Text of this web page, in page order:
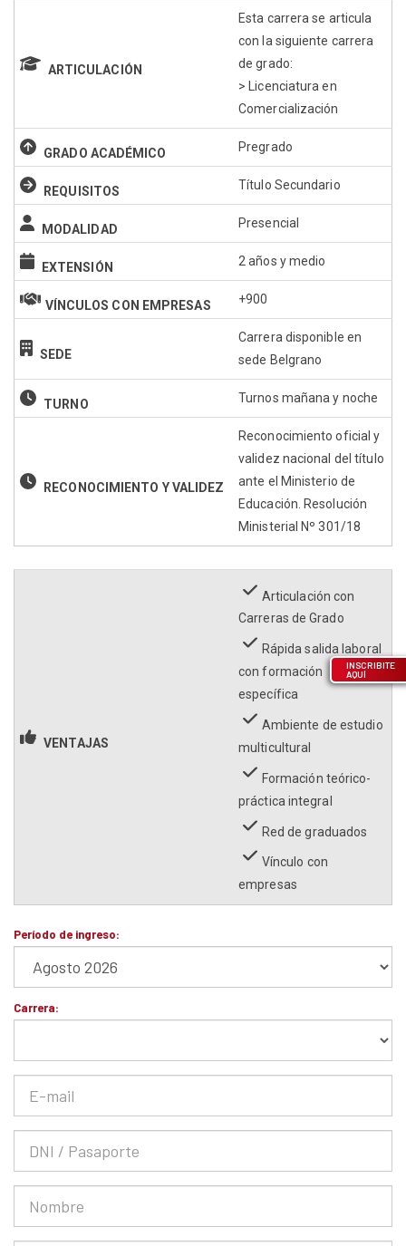
ARTICULACIÓN
Esta carrera se articula
con la siguiente carrera
de grado:
> Licenciatura en
Comercialización
GRADO ACADÉMICO Pregrado
REQUISITOS Título Secundario
MODALIDAD Presencial
EXTENSIÓN 2 años y medio
VÍNCULOS CON EMPRESAS +900
SEDE
Carrera disponible en
sede Belgrano
TURNO Turnos mañana y noche
RECONOCIMIENTO Y VALIDEZ
Reconocimiento oficial y
validez nacional del título
ante el Ministerio de
Educación. Resolución
Ministerial Nº 301/18
VENTAJAS
Articulación con
Carreras de Grado
Rápida salida laboral
con formación
específica
Ambiente de estudio
multicultural
Formación teórico-
práctica integral
Red de graduados
Vínculo con
empresas
INSCRIBITE
AQUÍ